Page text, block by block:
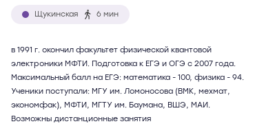
Щукинская 6 мин
в 1991 г. окончил факультет физической квантовой
электроники МФТИ. Подготовка к ЕГЭ и ОГЭ с 2007 года.
Максимальный балл на ЕГЭ: математика - 100, физика - 94.
Ученики поступали: МГУ им. Ломоносова (ВМК, мехмат,
экономфак), МФТИ, МГТУ им. Баумана, ВШЭ, МАИ.
Возможны дистанционные занятия